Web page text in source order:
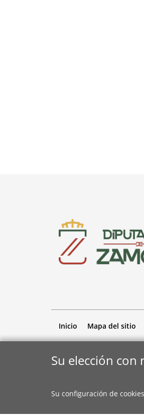
Inicio Mapa del sitio
Su elección con
Su configuración de